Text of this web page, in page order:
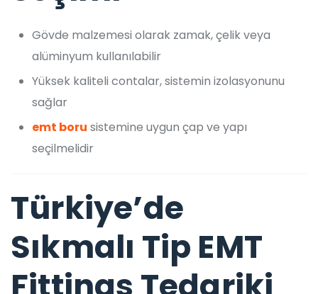
Gövde malzemesi olarak zamak, çelik veya
alüminyum kullanılabilir
Yüksek kaliteli contalar, sistemin izolasyonunu
sağlar
emt boru sistemine uygun çap ve yapı
seçilmelidir
Türkiye’de
Sıkmalı Tip EMT